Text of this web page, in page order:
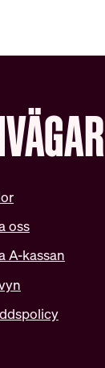
oss
A-kassan